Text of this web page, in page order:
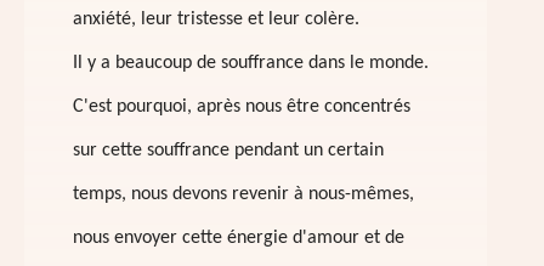
anxiété, leur tristesse et leur colère.
Il y a beaucoup de souffrance dans le monde.
C'est pourquoi, après nous être concentrés
sur cette souffrance pendant un certain
temps, nous devons revenir à nous-mêmes,
nous envoyer cette énergie d'amour et de